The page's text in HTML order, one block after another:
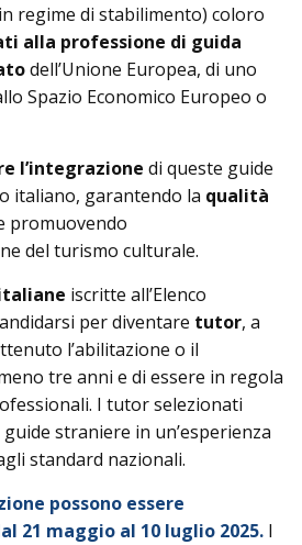
in regime di stabilimento) coloro
alla professione di guida
dell’Unione Europea, di uno
Spazio Economico Europeo o
l’integrazione di queste guide
italiano, garantendo la qualità
promuovendo
del turismo culturale.
iscritte all’Elenco
per diventare tutor, a
l’abilitazione o il
tre anni e di essere in regola
I tutor selezionati
straniere in un’esperienza
standard nazionali.
possono essere
21 maggio al 10 luglio 2025. I